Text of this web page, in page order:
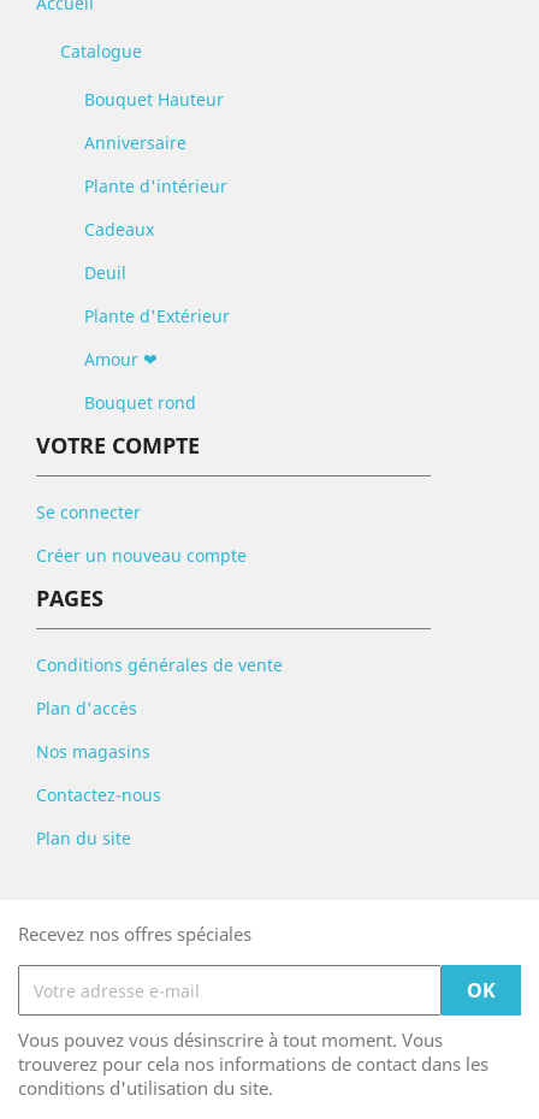
Catalogue
Bouquet Hauteur
Anniversaire
Plante d'intérieur
Cadeaux
Deuil
Plante d'Extérieur
Amour ❤
Bouquet rond
VOTRE COMPTE
Se connecter
Créer un nouveau compte
PAGES
Conditions générales de vente
Plan d'accès
Nos magasins
Contactez-nous
Plan du site
Recevez nos offres spéciales
Vous pouvez vous désinscrire à tout moment. Vous
trouverez pour cela nos informations de contact dans les
conditions d'utilisation du site.